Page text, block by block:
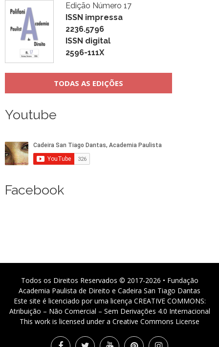
Edição Número 17
ISSN impressa
2236.5796
ISSN digital
2596-111X
TODAS AS EDIÇÕES
Youtube
Facebook
Todos os Direitos Reservados © 2017-2026 • Fundação
Academia Paulista de Direito e Cadeira San Tiago Dantas
Este site é licenciado por uma licença CREATIVE COMMONS:
Atribuição – Não Comercial – Sem Derivações 4.0 Internacional
This work is licensed under a Creative Commons License